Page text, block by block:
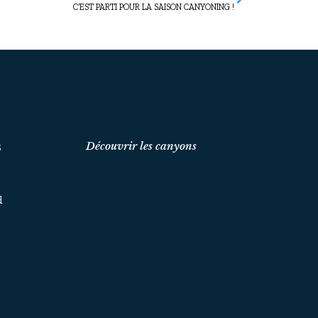
C’EST PARTI POUR LA SAISON CANYONING !
Découvrir les canyons